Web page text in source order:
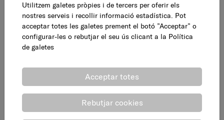
4,60 € AFEGEIX
9,95 € AFEGEIX
Utilitzem galetes pròpies i de tercers per oferir els
nostres serveis i recollir informació estadística. Pot
acceptar totes les galetes prement el botó ”Acceptar” o
configurar-les o rebutjar el seu ús clicant a la Política
de galetes
Acceptar totes
Rebutjar cookies